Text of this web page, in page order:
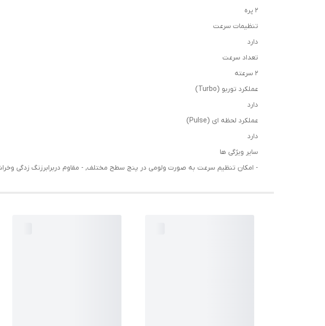
۲ پره
تنظیمات سرعت
دارد
تعداد سرعت
۲ سرعته
عملکرد توربو (Turbo)
دارد
عملکرد لحظه ای (Pulse)
دارد
سایر ویژگی ها
- امکان تنظیم سرعت به صورت ولومی در پنج سطح مختلف, - مقاوم دربرابرزنگ زدگی